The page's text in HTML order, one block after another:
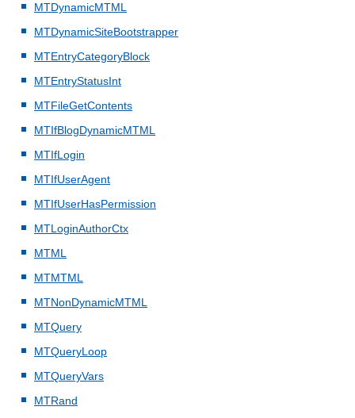
MTDynamicMTML
MTDynamicSiteBootstrapper
MTEntryCategoryBlock
MTEntryStatusInt
MTFileGetContents
MTIfBlogDynamicMTML
MTIfLogin
MTIfUserAgent
MTIfUserHasPermission
MTLoginAuthorCtx
MTML
MTMTML
MTNonDynamicMTML
MTQuery
MTQueryLoop
MTQueryVars
MTRand